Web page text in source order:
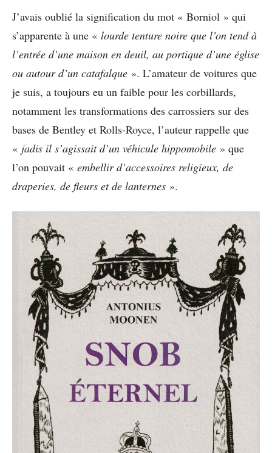
J’avais oublié la signification du mot « Borniol » qui
s’apparente à une « lourde tenture noire que l’on tend à
l’entrée d’une maison en deuil, au portique d’une église
ou autour d’un catafalque ». L’amateur de voitures que
je suis, a toujours eu un faible pour les corbillards,
notamment les transformations des carrossiers sur des
bases de Bentley et Rolls-Royce, l’auteur rappelle que
« jadis il s’agissait d’un véhicule hippomobile » que
l’on pouvait « embellir d’accessoires religieux, de
draperies, de fleurs et de lanternes ».